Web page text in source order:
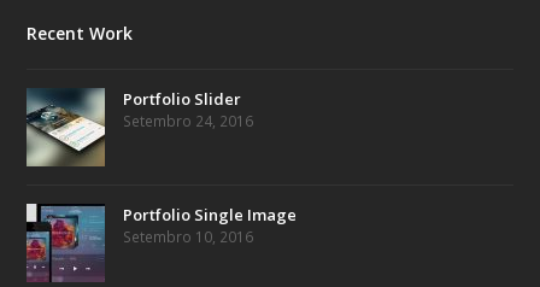
Recent Work
Portfolio Slider
Setembro 24, 2016
Portfolio Single Image
Setembro 10, 2016